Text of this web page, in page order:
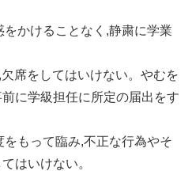
かけることなく,静粛に学業
席をしてはいけない。やむを
に学級担任に所定の届出をす
もって臨み,不正な行為やそ
はいけない。